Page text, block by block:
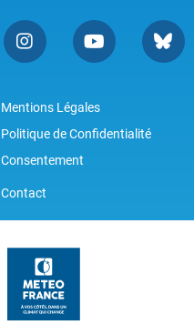
Mentions Légales
Politique de Confidentialité
Consentement
Contact